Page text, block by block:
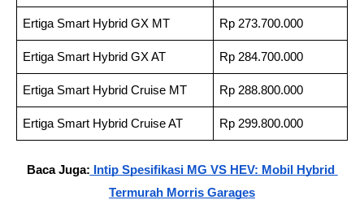
Ertiga Smart Hybrid GX MT Rp 273.700.000
Ertiga Smart Hybrid GX AT Rp 284.700.000
Ertiga Smart Hybrid Cruise MT Rp 288.800.000
Ertiga Smart Hybrid Cruise AT Rp 299.800.000
Baca Juga: Intip Spesifikasi MG VS HEV: Mobil Hybrid
Termurah Morris Garages